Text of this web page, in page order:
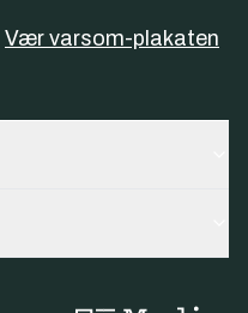
Vær varsom-plakaten